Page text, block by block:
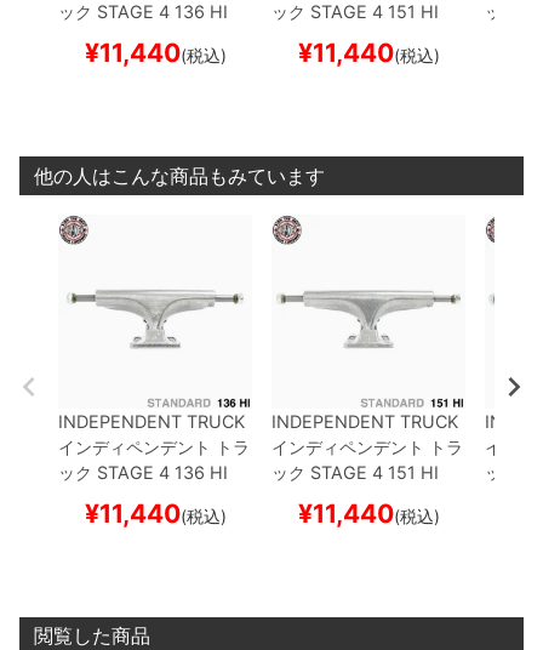
ック STAGE 4 136 HI
6 HOLE BASEPLATE
¥11,440(税込)
ック STAGE 4 151 HI
6 HOLE BASEPLATE
¥11,440(税込)
ック
他の人はこんな商品もみています
INDEPENDENT TRUCK
インディペンデント
トラ
ック STAGE 4 136 HI
6 HOLE BASEPLATE
¥11,440(税込)
INDEPENDENT TRUCK
インディペンデント
トラ
ック STAGE 4 151 HI
6 HOLE BASEPLATE
¥11,440(税込)
インデ
ック
閲覧した商品